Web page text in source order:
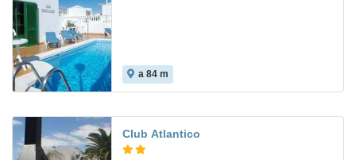
a 84 m
Club Atlantico